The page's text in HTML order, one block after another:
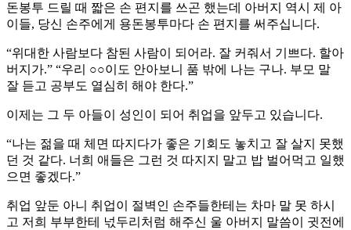
돈봉투 드릴 때 짧은 손 편지를 쓰곤 했는데 아버지 역시 제 아
이들, 당신 손주에게 용돈봉투마다 손 편지를 써주십니다.
“위대한 사람보다 참된 사람이 되어라. 잘 커줘서 기쁘다. 할아
버지가.” “우리 ○○이도 안아보니 품 밖에 나는 구나. 부모 말
잘 듣고 공부도 열심히 해야 한다.”
이제는 그 두 아들이 성인이 되어 취업을 앞두고 있습니다.
“나는 젊을 때 체면 따지다가 좋은 기회도 놓치고 잘 살지 못했
던 것 같다. 너희 애들은 그런 것 따지지 말고 밥 벌어먹고 일했
으면 좋겠다.”
취업 앞둔 아니 취업이 절벽인 손주들한테는 차마 말 못 하시
고 저희 부부한테 넋두리처럼 해주신 울 아버지 말씀이 귓전에